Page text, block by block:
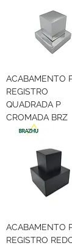
ACABAMENTO
REGISTRO
QUADRADA P
CROMADA BRZ
ACABAMENTO
REGISTRO